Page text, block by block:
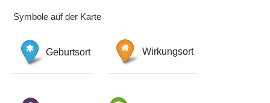
Symbole auf der Karte
Geburtsort Wirkungsort